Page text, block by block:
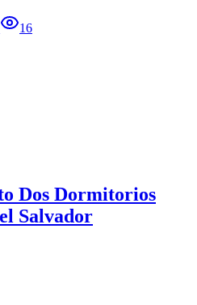
16
Dos Dormitorios
Salvador